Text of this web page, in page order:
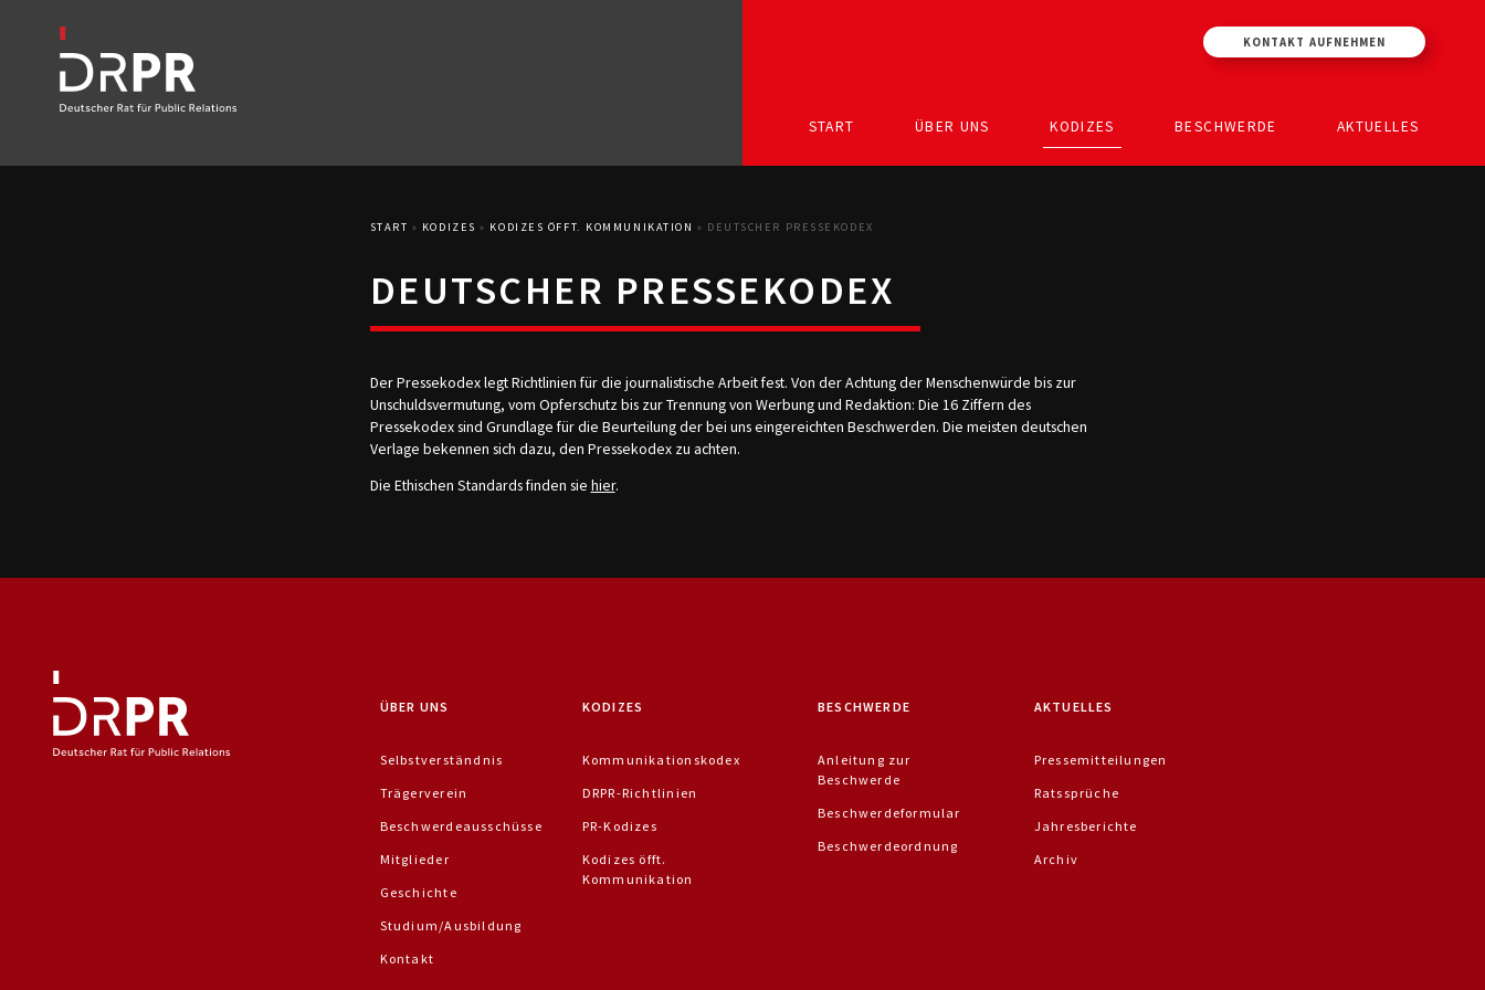
KONTAKT AUFNEHMEN
START ÜBER UNS KODIZES BESCHWERDE AKTUELLES
START » KODIZES » KODIZES ÖFFT. KOMMUNIKATION » DEUTSCHER PRESSEKODEX
DEUTSCHER PRESSEKODEX
Der Pressekodex legt Richtlinien für die journalistische Arbeit fest. Von der Achtung der Menschenwürde bis zur
Unschuldsvermutung, vom Opferschutz bis zur Trennung von Werbung und Redaktion: Die 16 Ziffern des
Pressekodex sind Grundlage für die Beurteilung der bei uns eingereichten Beschwerden. Die meisten deutschen
Verlage bekennen sich dazu, den Pressekodex zu achten.
Die Ethischen Standards finden sie hier.
ÜBER UNS
Selbstverständnis
Trägerverein
Beschwerdeausschüsse
Mitglieder
Geschichte
Studium/Ausbildung
Kontakt
KODIZES
Kommunikationskodex
DRPR-Richtlinien
PR-Kodizes
Kodizes öfft.
Kommunikation
BESCHWERDE
Anleitung zur
Beschwerde
Beschwerdeformular
Beschwerdeordnung
AKTUELLES
Pressemitteilungen
Ratssprüche
Jahresberichte
Archiv